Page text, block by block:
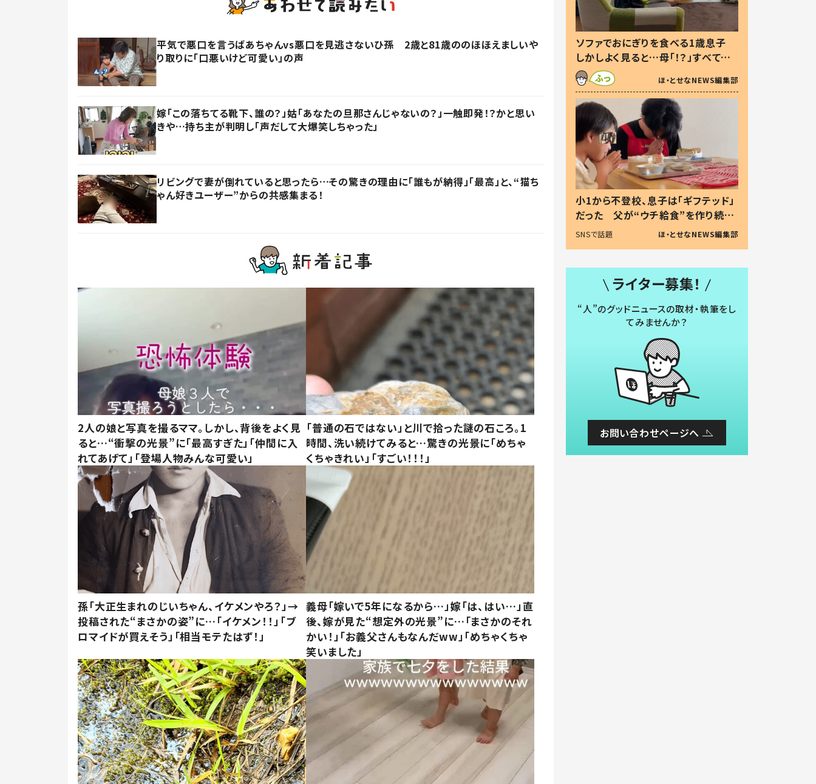
平気で悪口を言うばあちゃんvs悪口を見逃さないひ孫 2歳と81歳ののほほえましいや
り取りに「口悪いけど可愛い」の声
嫁「この落ちてる靴下、誰の？」姑「あなたの旦那さんじゃないの？」一触即発！？かと思い
きや…持ち主が判明し「声だして大爆笑しちゃった」
リビングで妻が倒れていると思ったら…その驚きの理由に「誰もが納得」「最高」と、“猫ち
ゃん好きユーザー”からの共感集まる！
2人の娘と写真を撮るママ。しかし、背後をよく見
ると…“衝撃の光景”に「最高すぎた」「仲間に入
れてあげて」「登場人物みんな可愛い」
「普通の石ではない」と川で拾った謎の石ころ。1
時間、洗い続けてみると…驚きの光景に「めちゃ
くちゃきれい」「すごい！！！」
孫「大正生まれのじいちゃん、イケメンやろ？」→
投稿された“まさかの姿”に…「イケメン！！」「ブ
ロマイドが買えそう」「相当モテたはず！」
義母「嫁いで5年になるから…」嫁「は、はい…」直
後、嫁が見た“想定外の光景”に…「まさかのそれ
かい！」「お義父さんもなんだww」「めちゃくちゃ
笑いました」
ソファでおにぎりを食べる1歳息子
しかしよく見ると…母「！？」すべてを
察した母の投稿に「可愛いから許
す！」「現行犯〜」
ほ・とせなNEWS編集部
小1から不登校、息子は「ギフテッド」
だった 父が“ウチ給食”を作り続け
る理由とは #令和の親 #令和の子
SNSで話題 ほ・とせなNEWS編集部
ライター募集！
“人”のグッドニュースの取材・執筆をし
てみませんか？
お問い合わせページへ